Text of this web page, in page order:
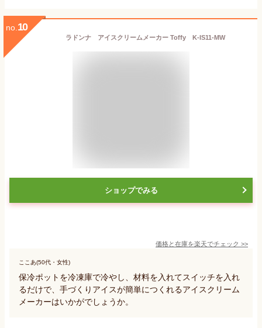
no. 10
ラドンナ アイスクリームメーカー Toffy K-IS11-MW
ショップでみる
価格と在庫を楽天でチェック >>
ここあ(50代・女性)
保冷ポットを冷凍庫で冷やし、材料を入れてスイッチを入れ
るだけで、手づくりアイスが簡単につくれるアイスクリーム
メーカーはいかがでしょうか。